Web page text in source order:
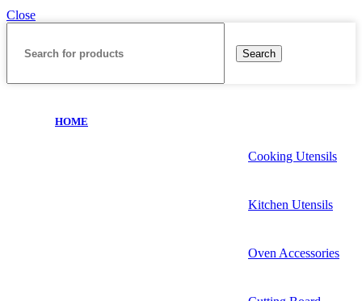
Close
Search
HOME
Cooking Utensils
Kitchen Utensils
Oven Accessories